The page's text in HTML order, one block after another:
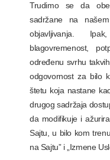
Trudimo se da
sadržane na
objavljivanja.
blagovremenost,
određenu svrhu
odgovornost za bilo
štetu koja nastane
drugog sadržaja
da modifikuje i
Sajtu, u bilo kom
na Sajtu” i „Izmene